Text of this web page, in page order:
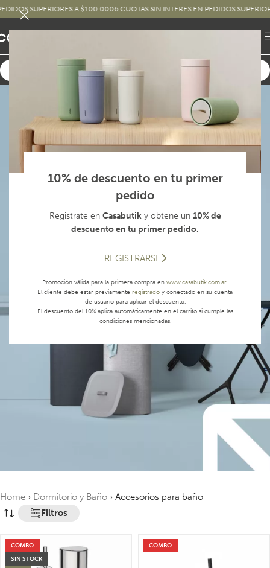
10% de descuento en tu primer
pedido
Registrate en Casabutiky obtene un 10% de
descuento en tu primer pedido.
REGISTRARSE
Promoción válida para la primera compra en www.casabutik.com.ar.
El cliente debe estar previamente registrado y conectado en su cuenta
de usuario para aplicar el descuento.
El descuento del 10% aplica automáticamente en el carrito si cumple las
condiciones mencionadas.
A $100.0006 CUOTAS SIN INTERÉS EN PEDIDOS SUPERIORES A
Home › Dormitorio y Baño › Accesorios para baño
Filtros
COMBO
SIN STOCK
COMBO